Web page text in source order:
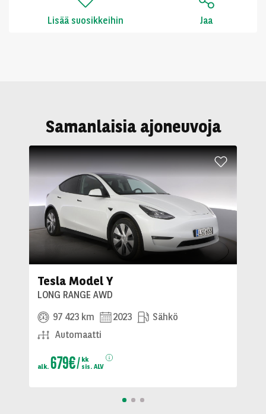
Lisää suosikkeihin Jaa
Samanlaisia ajoneuvoja
Tesla Model Y
LONG RANGE AWD
97 423 km
2023
Sähkö
Automaatti
alk. 679€
kk
sis. ALV